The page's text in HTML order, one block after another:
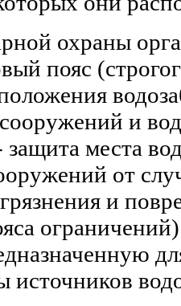
охраны
пояс
и
защита места
от
и
источников